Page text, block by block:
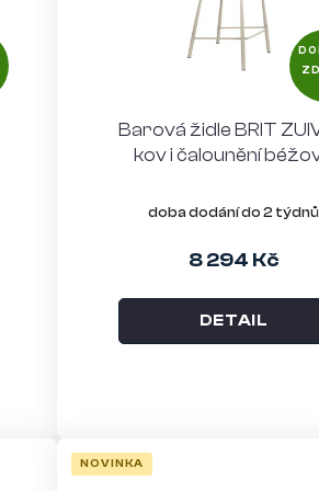
d
t
Barová židle BRIT
kov i čalounění
doba dodání do 2 týdnů
8 294 Kč
DETAIL
NOVINKA